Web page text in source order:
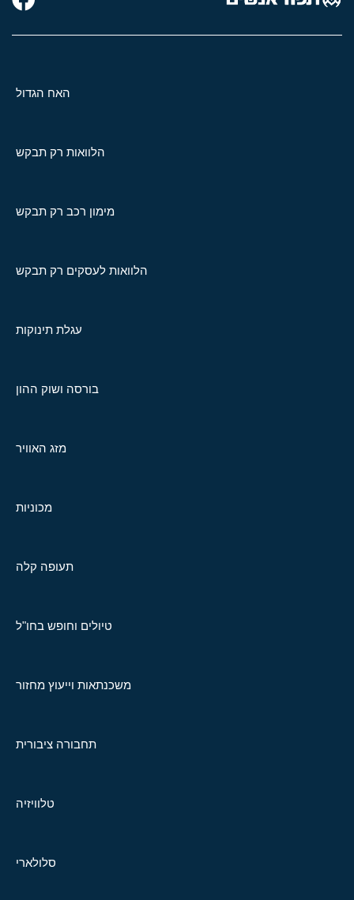
האח הגדול
הלוואות רק תבקש
מימון רכב רק תבקש
הלוואות לעסקים רק תבקש
עגלת תינוקות
בורסה ושוק ההון
מזג האוויר
מכוניות
תעופה קלה
טיולים וחופש בחו"ל
משכנתאות וייעוץ מחזור
תחבורה ציבורית
טלוויזיה
סלולארי